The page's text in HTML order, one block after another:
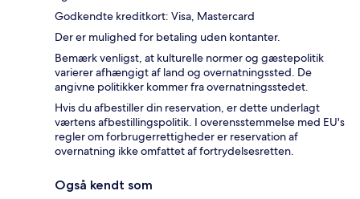
Godkendte kreditkort: Visa, Mastercard
Der er mulighed for betaling uden kontanter.
Bemærk venligst, at kulturelle normer og gæstepolitik
varierer afhængigt af land og overnatningssted. De
angivne politikker kommer fra overnatningsstedet.
Hvis du afbestiller din reservation, er dette underlagt
værtens afbestillingspolitik. I overensstemmelse med EU's
regler om forbrugerrettigheder er reservation af
overnatning ikke omfattet af fortrydelsesretten.
Også kendt som